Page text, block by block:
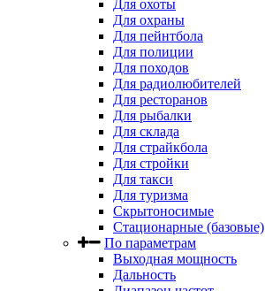
Для охоты
Для охраны
Для пейнтбола
Для полиции
Для походов
Для радиолюбителей
Для ресторанов
Для рыбалки
Для склада
Для страйкбола
Для стройки
Для такси
Для туризма
Скрытоносимые
Стационарные (базовые)
По параметрам
Выходная мощность
Дальность